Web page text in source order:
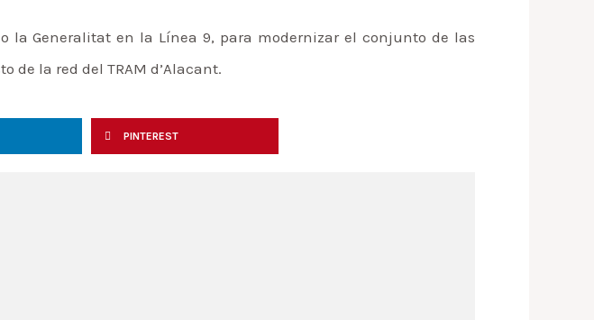
la Generalitat en la Línea 9, para modernizar el conjunto de las
de la red del TRAM d’Alacant.
PINTEREST